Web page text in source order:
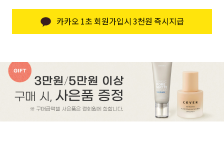
카카오 1초 회원가입시 3천원 즉시지급